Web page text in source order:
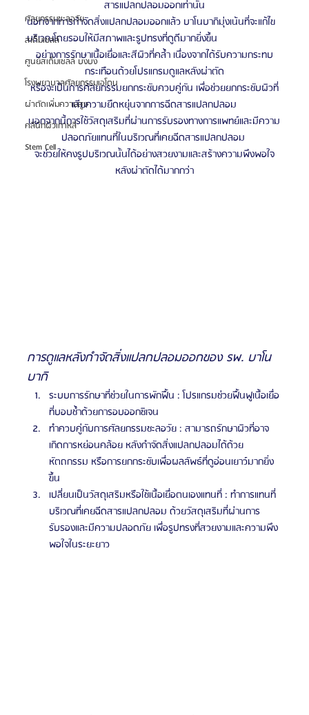
ศัลยกรรมชะลอวัย
สเต็มเซลล์
ศูนย์สเต็มเซลล์ บงบง
โรงพยาบาลศัลยกรรมเอโตน
ผ่าตัดเพิ่มความสูง
คลินิกผิวเกาหลี
Stem Cell
สารแปลกปลอมออกเท่านั้น
นอกจากการกำจัดสิ่งแปลกปลอมออกแล้ว บาโนบากิมุ่งเน้นที่จะแก้ไข
บริเวณโดยรอบให้มีสภาพและรูปทรงที่ดูดีมากยิ่งขึ้น
อย่างการรักษาเนื้อเยื่อและสีผิวที่คล้ำ เนื่องจากได้รับความกระทบ
กระเทือนด้วยโปรแกรมดูแลหลังผ่าตัด
หรือจะเป็นการศัลยกรรมยกกระชับควบคู่กัน เพื่อช่วยยกกระชับผิวที่
เสียความยืดหยุ่นจากการฉีดสารแปลกปลอม
นอกจากนี้การใช้วัสดุเสริมที่ผ่านการรับรองทางการแพทย์และมีความ
ปลอดภัยแทนที่ในบริเวณที่เคยฉีดสารแปลกปลอม
จะช่วยให้คงรูปบริเวณนั้นได้อย่างสวยงามและสร้างความพึงพอใจ
หลังผ่าตัดได้มากกว่า
การดูแลหลังกำจัดสิ่งแปลกปลอมออกของ รพ. บาโน
บากิ
ระบบการรักษาที่ช่วยในการพักฟื้น : โปรแกรมช่วยฟื้นฟูเนื้อเยื่อ
ที่บอบช้ำด้วยการอบออกซิเจน
ทำควบคู่กับการศัลยกรรมชะลอวัย : สามารถรักษาผิวที่อาจ
เกิดการหย่อนคล้อย หลังกำจัดสิ่งแปลกปลอมได้ด้วย
หัตถกรรม หรือการยกกระชับเพื่อผลลัพธ์ที่ดูอ่อนเยาว์มากยิ่ง
ขึ้น
เปลี่ยนเป็นวัสดุเสริมหรือใช้เนื้อเยื่อตนเองแทนที่ : ทำการแทนที่
บริเวณที่เคยฉีดสารแปลกปลอม ด้วยวัสดุเสริมที่ผ่านการ
รับรองและมีความปลอดภัย เพื่อรูปทรงที่สวยงามและความพึง
พอใจในระยะยาว